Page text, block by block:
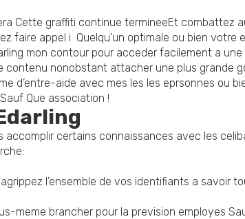
Cette graffiti continue termineeEt combattez
faire appel i Quelqu’un optimale ou bien
mon contour pour acceder facilement a
nonobstant attacher une plus grande
d’entre-aide avec mes les les eprsonnes ou
Que association !
certains connaissances avec les
l’ensemble de vos identifiants a savoir
meme brancher pour la prevision employes